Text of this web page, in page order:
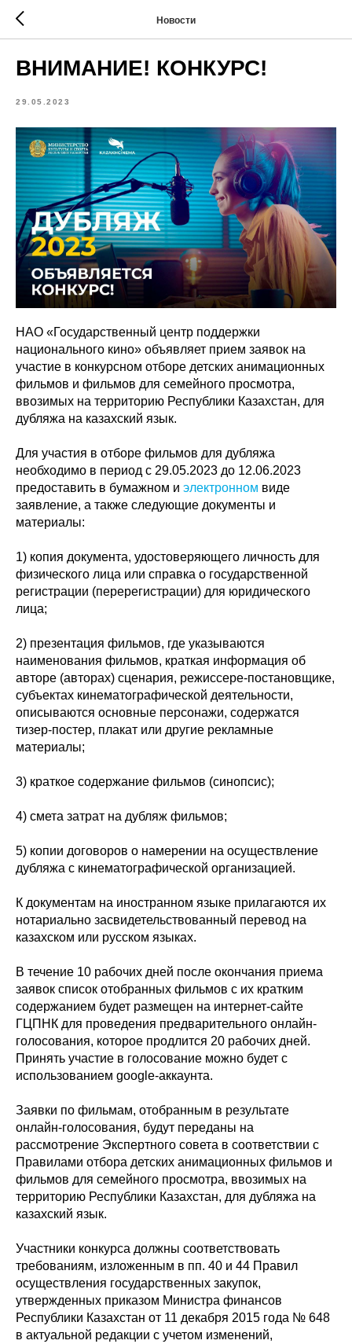
Новости
ВНИМАНИЕ! КОНКУРС!
29.05.2023
НАО «Государственный центр поддержки
национального кино» объявляет прием заявок на
участие в конкурсном отборе детских анимационных
фильмов и фильмов для семейного просмотра,
ввозимых на территорию Республики Казахстан, для
дубляжа на казахский язык.
Для участия в отборе фильмов для дубляжа
необходимо в период с 29.05.2023 до 12.06.2023
предоставить в бумажном и электронном виде
заявление, а также следующие документы и
материалы:
1) копия документа, удостоверяющего личность для
физического лица или справка о государственной
регистрации (перерегистрации) для юридического
лица;
2) презентация фильмов, где указываются
наименования фильмов, краткая информация об
авторе (авторах) сценария, режиссере-постановщике,
субъектах кинематографической деятельности,
описываются основные персонажи, содержатся
тизер-постер, плакат или другие рекламные
материалы;
3) краткое содержание фильмов (синопсис);
4) смета затрат на дубляж фильмов;
5) копии договоров о намерении на осуществление
дубляжа с кинематографической организацией.
К документам на иностранном языке прилагаются их
нотариально засвидетельствованный перевод на
казахском или русском языках.
В течение 10 рабочих дней после окончания приема
заявок список отобранных фильмов с их кратким
содержанием будет размещен на интернет-сайте
ГЦПНК для проведения предварительного онлайн-
голосования, которое продлится 20 рабочих дней.
Принять участие в голосование можно будет с
использованием google-аккаунта.
Заявки по фильмам, отобранным в результате
онлайн-голосования, будут переданы на
рассмотрение Экспертного совета в соответствии с
Правилами отбора детских анимационных фильмов и
фильмов для семейного просмотра, ввозимых на
территорию Республики Казахстан, для дубляжа на
казахский язык.
Участники конкурса должны соответствовать
требованиям, изложенным в пп. 40 и 44 Правил
осуществления государственных закупок,
утвержденных приказом Министра финансов
Республики Казахстан от 11 декабря 2015 года № 648
в актуальной редакции с учетом изменений,